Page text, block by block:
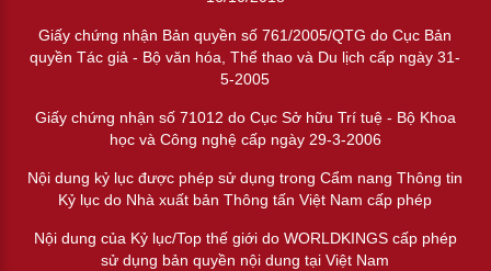
Giấy chứng nhận Bản quyền số 761/2005/QTG do Cục Bản
quyền Tác giả - Bộ văn hóa, Thể thao và Du lịch cấp ngày 31-
5-2005
Giấy chứng nhận số 71012 do Cục Sở hữu Trí tuệ - Bộ Khoa
học và Công nghệ cấp ngày 29-3-2006
Nội dung kỷ lục được phép sử dụng trong Cẩm nang Thông tin
Kỷ lục do Nhà xuất bản Thông tấn Việt Nam cấp phép
Nội dung của Kỷ lục/Top thế giới do WORLDKINGS cấp phép
sử dụng bản quyền nội dung tại Việt Nam